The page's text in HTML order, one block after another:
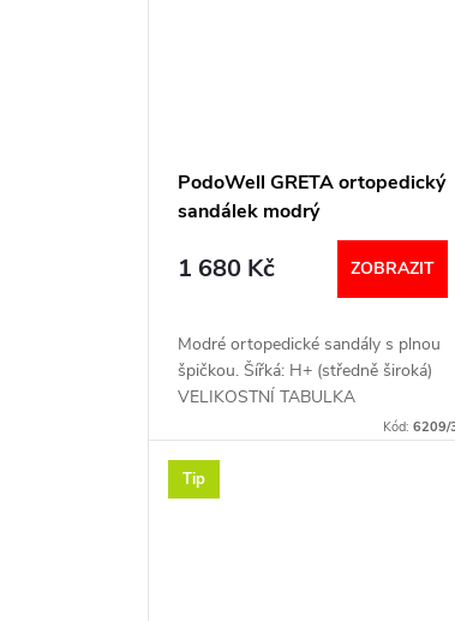
PodoWell GRETA ortopedický
sandálek modrý
1 680 Kč ZOBRAZIT
Modré ortopedické sandály s plnou
špičkou. Šířká: H+ (středně široká)
VELIKOSTNÍ TABULKA
Kód:6209/
Tip